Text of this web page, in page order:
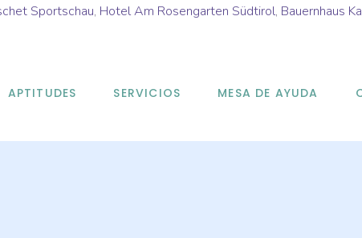
Sportschau, Hotel Am Rosengarten Südtirol, Bauernhaus
APTITUDES SERVICIOS MESA DE AYUDA